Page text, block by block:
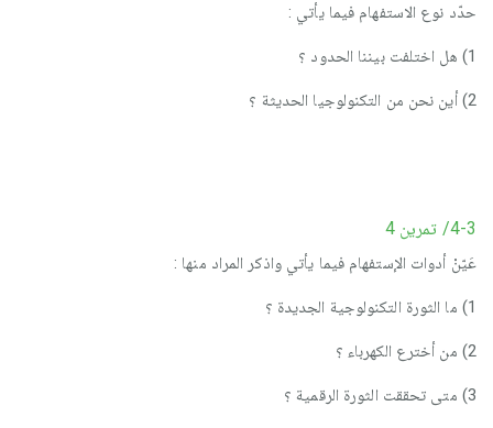
حدّد نوع الاستفهام فيما يأتي :
1) هل اختلفت بيننا الحدود ؟
2) أين نحن من التكنولوجيا الحديثة ؟
4-3/ تمرين 4
عَيّنْ أدوات الإستفهام فيما يأتي واذكر المراد منها :
1) ما الثورة التكنولوجية الجديدة ؟
2) من أخترع الكهرباء ؟
3) متى تحققت الثورة الرقمية ؟